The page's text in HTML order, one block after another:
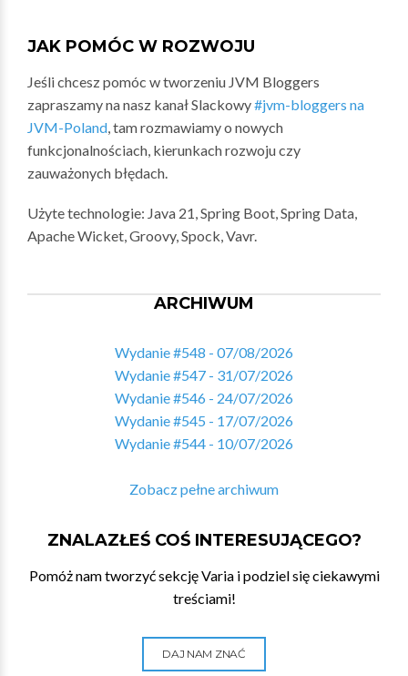
JAK POMÓC W ROZWOJU
Jeśli chcesz pomóc w tworzeniu JVM Bloggers
zapraszamy na nasz kanał Slackowy#jvm-bloggers na
JVM-Poland, tam rozmawiamy o nowych
funkcjonalnościach, kierunkach rozwoju czy
zauważonych błędach.
Użyte technologie: Java 21, Spring Boot, Spring Data,
Apache Wicket, Groovy, Spock, Vavr.
ARCHIWUM
Wydanie #548 - 07/08/2026
Wydanie #547 - 31/07/2026
Wydanie #546 - 24/07/2026
Wydanie #545 - 17/07/2026
Wydanie #544 - 10/07/2026
Zobacz pełne archiwum
ZNALAZŁEŚ COŚ INTERESUJĄCEGO?
Pomóż nam tworzyć sekcję Varia i podziel się ciekawymi
treściami!
DAJ NAM ZNAĆ